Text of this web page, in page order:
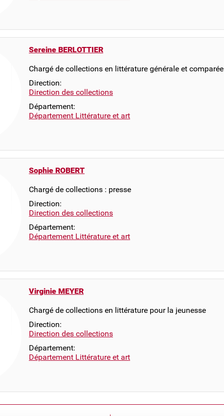
Sereine BERLOTTIER
Chargé de collections en littérature générale et comparée
Direction:
Direction des collections
Département:
Département Littérature et art
Sophie ROBERT
Chargé de collections : presse
Direction:
Direction des collections
Département:
Département Littérature et art
Virginie MEYER
Chargé de collections en littérature pour la jeunesse
Direction:
Direction des collections
Département:
Département Littérature et art